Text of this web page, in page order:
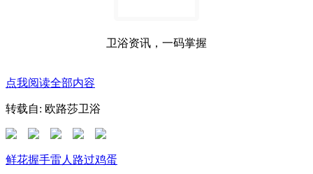
卫浴资讯，一码掌握
点我阅读全部内容
转载自: 欧路莎卫浴
鲜花握手雷人 路过鸡蛋